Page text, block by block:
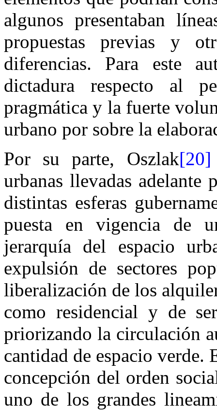
algunos presentaban
propuestas previas y
diferencias. Para este
dictadura respecto al
pragmática y la fuerte
urbano por sobre la
Por su parte, Oszlak[20]
urbanas llevadas adelante
distintas esferas
puesta en vigencia de
jerarquía del espacio
expulsión de sectores
liberalización de los
como residencial y de
priorizando la circulación
cantidad de espacio verde.
concepción del orden
uno de los grandes